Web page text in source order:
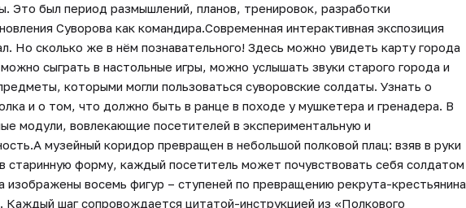
Это был период размышлений, планов, тренировок, разработки
Суворова как командира.Современная интерактивная экспозиция
Но сколько же в нём познавательного! Здесь можно увидеть карту города
сыграть в настольные игры, можно услышать звуки старого города и
которыми могли пользоваться суворовские солдаты. Узнать о
и о том, что должно быть в ранце в походе у мушкетера и гренадера. В
модули, вовлекающие посетителей в экспериментальную и
музейный коридор превращен в небольшой полковой плац: взяв в руки
старинную форму, каждый посетитель может почувствовать себя солдатом
изображены восемь фигур – ступеней по превращению рекрута-крестьянина
Каждый шаг сопровождается цитатой-инструкцией из «Полкового